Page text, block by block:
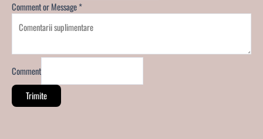
Comment or Message*
Comment
Trimite